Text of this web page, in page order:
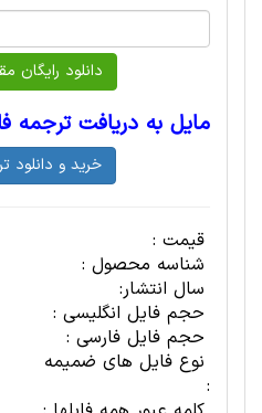
مایل به دریافت ترجمه
قیمت :
شناسه محصول :
سال انتشار:
حجم فایل انگلیسی :
حجم فایل فارسی :
نوع فایل های ضمیمه
: